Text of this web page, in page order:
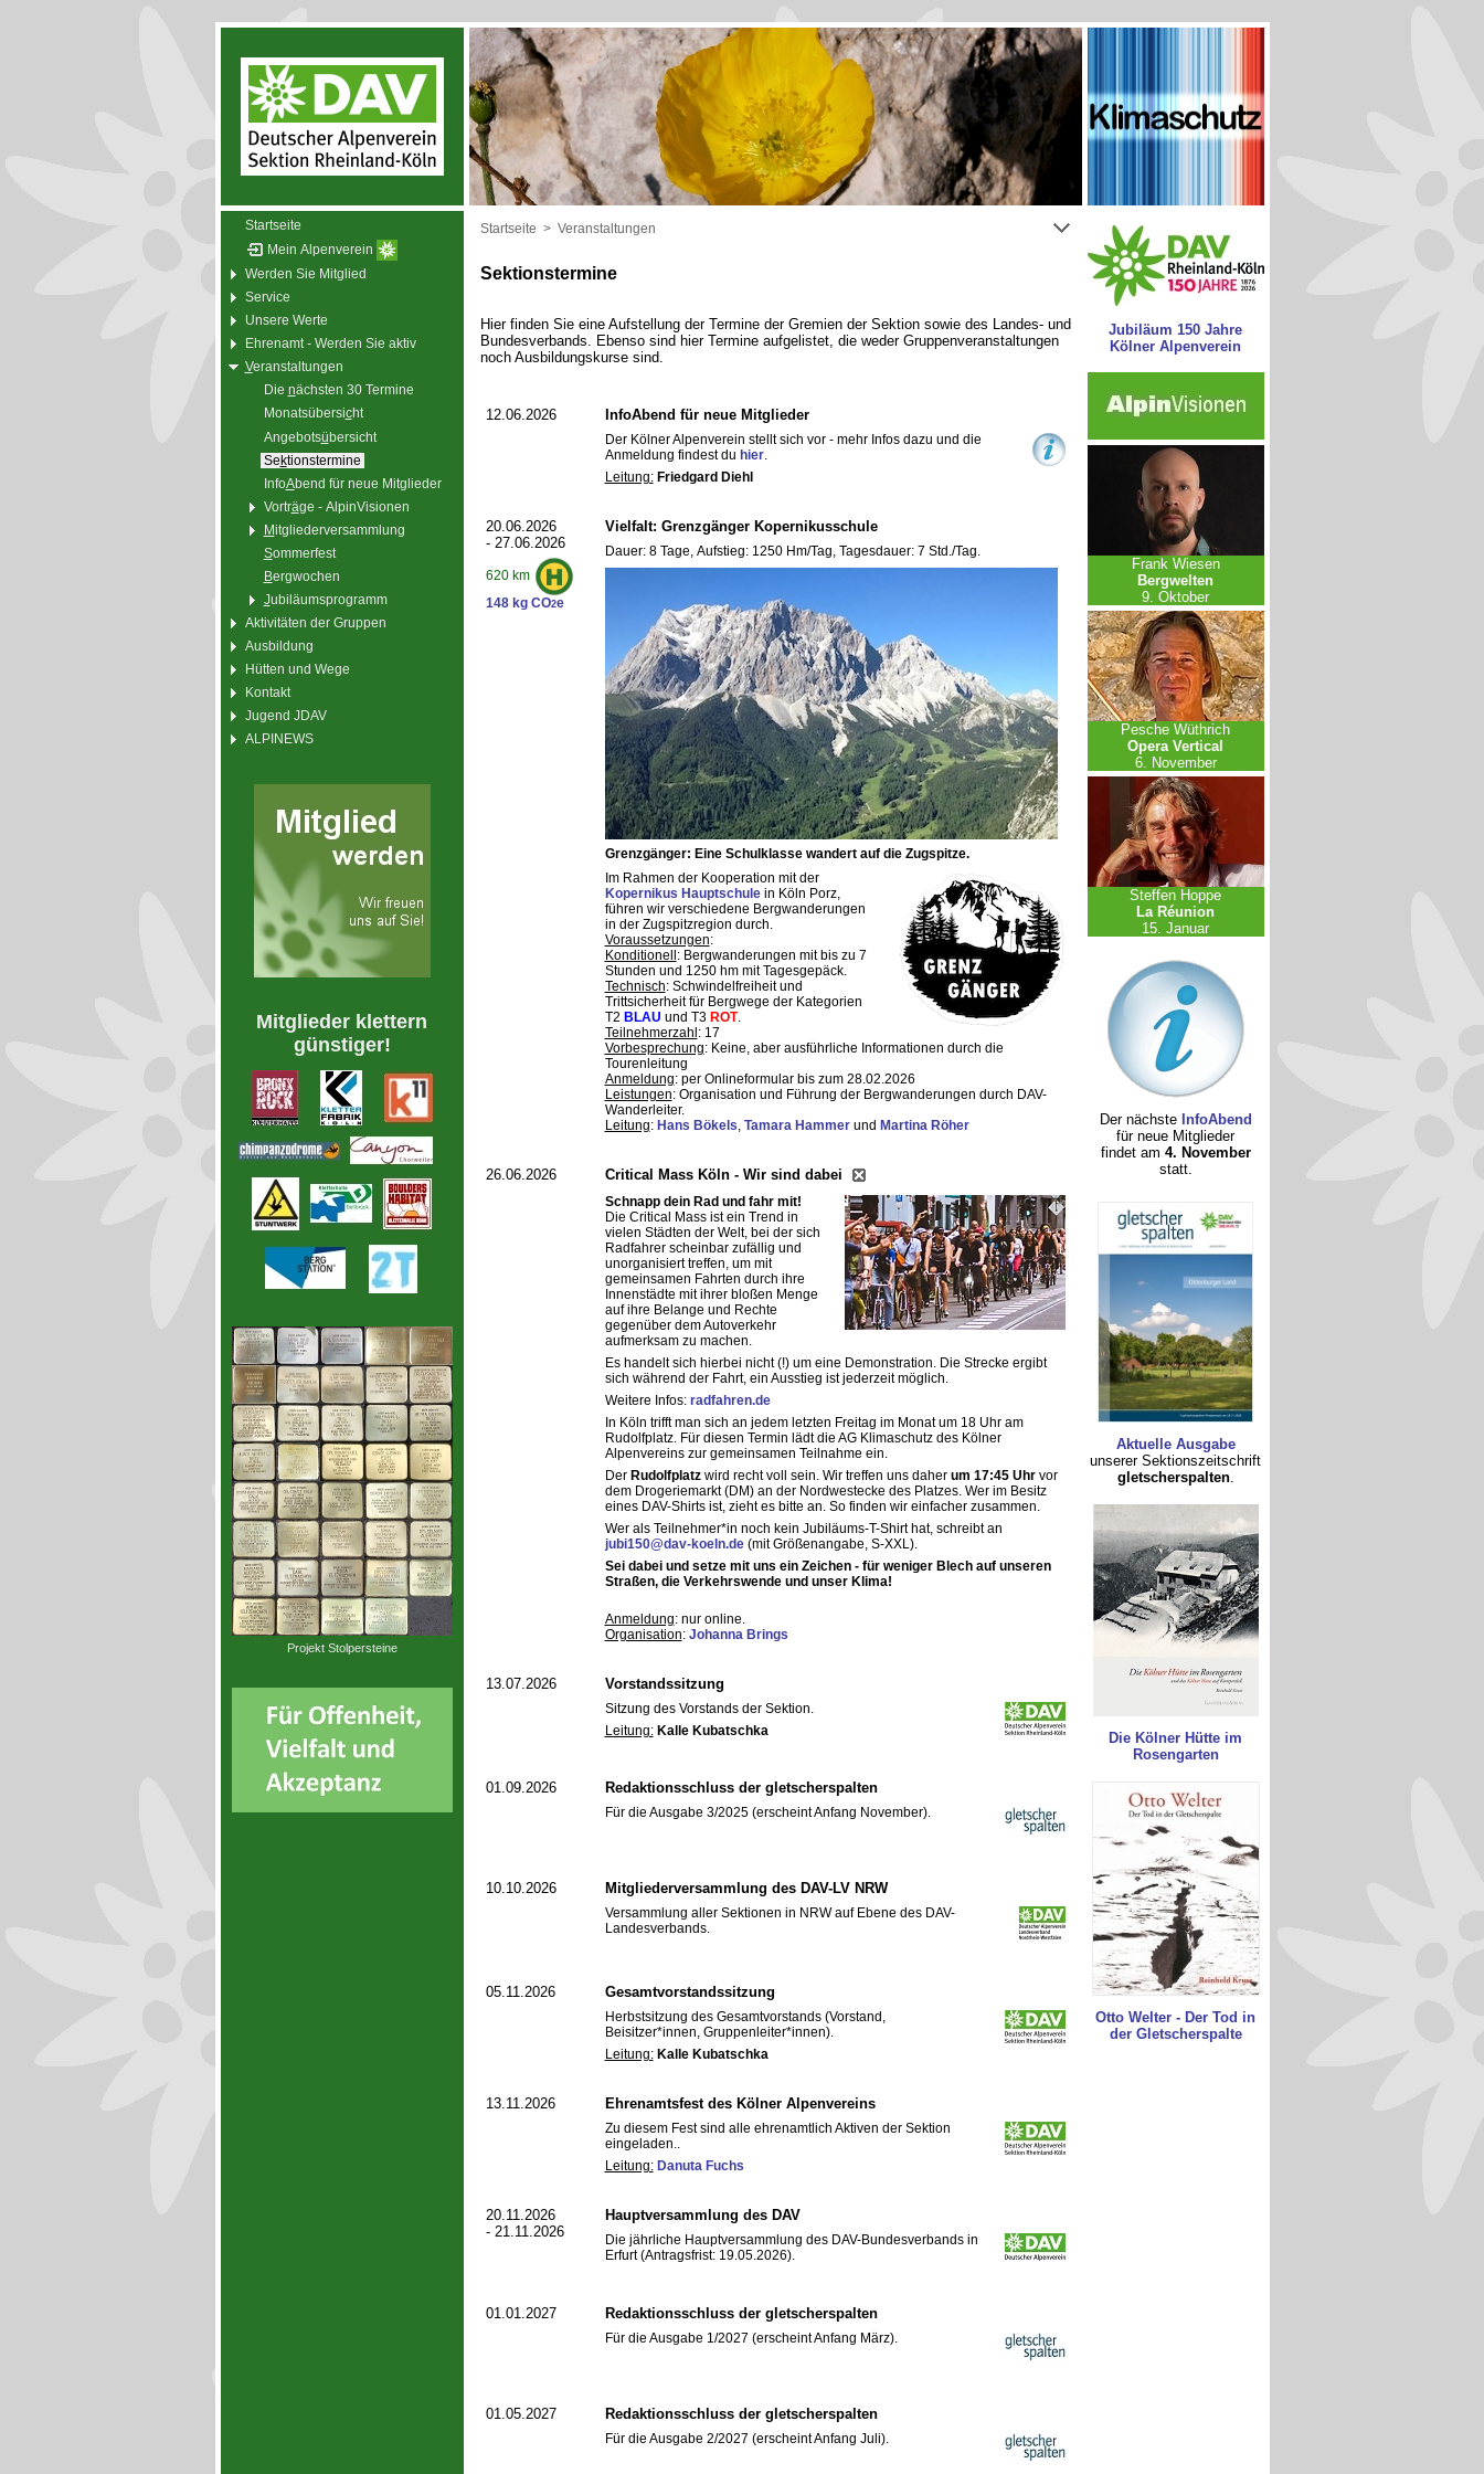
Startseite
Mein Alpenverein
Werden Sie Mitglied
Service
Unsere Werte
Ehrenamt - Werden Sie aktiv
Veranstaltungen
Die nächsten 30 Termine
Monatsübersicht
Angebotsübersicht
Sektionstermine
InfoAbend für neue Mitglieder
Vorträge - AlpinVisionen
Mitgliederversammlung
Sommerfest
Bergwochen
Jubiläumsprogramm
Aktivitäten der Gruppen
Ausbildung
Hütten und Wege
Kontakt
Jugend JDAV
ALPINEWS
Mitglieder klettern
günstiger!
Projekt Stolpersteine
Startseite > Veranstaltungen
Sektionstermine
Hier finden Sie eine Aufstellung der Termine der Gremien der Sektion sowie des Landes- und
Bundesverbands. Ebenso sind hier Termine aufgelistet, die weder Gruppenveranstaltungen
noch Ausbildungskurse sind.
12.06.2026 InfoAbend für neue Mitglieder
Der Kölner Alpenverein stellt sich vor - mehr Infos dazu und die
Anmeldung findest du hier.
Leitung: Friedgard Diehl
20.06.2026
- 27.06.2026
620 km
148 kg CO2e
Vielfalt: Grenzgänger Kopernikusschule
Dauer: 8 Tage, Aufstieg: 1250 Hm/Tag, Tagesdauer: 7 Std./Tag.
Grenzgänger: Eine Schulklasse wandert auf die Zugspitze.
Im Rahmen der Kooperation mit der
Kopernikus Hauptschulein Köln Porz,
führen wir verschiedene Bergwanderungen
in der Zugspitzregion durch.
Voraussetzungen:
Konditionell : Bergwanderungen mit bis zu 7
Stunden und 1250 hm mit Tagesgepäck.
Technisch: Schwindelfreiheit und
Trittsicherheit für Bergwege der Kategorien
T2 BLAU und T3 ROT.
Teilnehmerzahl : 17
Vorbesprechung: Keine, aber ausführliche Informationen durch die
Tourenleitung
Anmeldung: per Onlineformular bis zum 28.02.2026
Leistungen: Organisation und Führung der Bergwanderungen durch DAV-
Wanderleiter.
Leitung: Hans Bökels, Tamara Hammerund Martina Röher
26.06.2026 Critical Mass Köln - Wir sind dabei
Schnapp dein Rad und fahr mit!
Die Critical Mass ist ein Trend in
vielen Städten der Welt, bei der sich
Radfahrer scheinbar zufällig und
unorganisiert treffen, um mit
gemeinsamen Fahrten durch ihre
Innenstädte mit ihrer bloßen Menge
auf ihre Belange und Rechte
gegenüber dem Autoverkehr
aufmerksam zu machen.
Es handelt sich hierbei nicht (!) um eine Demonstration. Die Strecke ergibt
sich während der Fahrt, ein Ausstieg ist jederzeit möglich.
Weitere Infos: radfahren.de
In Köln trifft man sich an jedem letzten Freitag im Monat um 18 Uhr am
Rudolfplatz. Für diesen Termin lädt die AG Klimaschutz des Kölner
Alpenvereins zur gemeinsamen Teilnahme ein.
Der Rudolfplatzwird recht voll sein. Wir treffen uns daher um 17:45 Uhrvor
dem Drogeriemarkt (DM) an der Nordwestecke des Platzes. Wer im Besitz
eines DAV-Shirts ist, zieht es bitte an. So finden wir einfacher zusammen.
Wer als Teilnehmer*in noch kein Jubiläums-T-Shirt hat, schreibt an
jubi150@dav-koeln.de(mit Größenangabe, S-XXL).
Sei dabei und setze mit uns ein Zeichen - für weniger Blech auf unseren
Straßen, die Verkehrswende und unser Klima!
Anmeldung: nur online.
Organisation: Johanna Brings
13.07.2026 Vorstandssitzung
Sitzung des Vorstands der Sektion.
Leitung: Kalle Kubatschka
01.09.2026 Redaktionsschluss der gletscherspalten
Für die Ausgabe 3/2025 (erscheint Anfang November).
10.10.2026 Mitgliederversammlung des DAV-LV NRW
Versammlung aller Sektionen in NRW auf Ebene des DAV-
Landesverbands.
05.11.2026 Gesamtvorstandssitzung
Herbstsitzung des Gesamtvorstands (Vorstand,
Beisitzer*innen, Gruppenleiter*innen).
Leitung: Kalle Kubatschka
13.11.2026 Ehrenamtsfest des Kölner Alpenvereins
Zu diesem Fest sind alle ehrenamtlich Aktiven der Sektion
eingeladen..
Leitung: Danuta Fuchs
20.11.2026
- 21.11.2026
Hauptversammlung des DAV
Die jährliche Hauptversammlung des DAV-Bundesverbands in
Erfurt (Antragsfrist: 19.05.2026).
01.01.2027 Redaktionsschluss der gletscherspalten
Für die Ausgabe 1/2027 (erscheint Anfang März).
01.05.2027 Redaktionsschluss der gletscherspalten
Für die Ausgabe 2/2027 (erscheint Anfang Juli).
Jubiläum 150 Jahre
Kölner Alpenverein
Frank Wiesen
Bergwelten
9. Oktober
Pesche Wüthrich
Opera Vertical
6. November
Steffen Hoppe
La Réunion
15. Januar
Der nächste InfoAbend
für neue Mitglieder
findet am 4. November
statt.
Aktuelle Ausgabe
unserer Sektionszeitschrift
gletscherspalten.
Die Kölner Hütte im
Rosengarten
Otto Welter - Der Tod in
der Gletscherspalte